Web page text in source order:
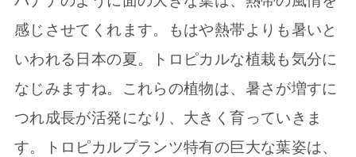
感じさせてくれます。もはや熱帯よりも暑いと
いわれる日本の夏。トロピカルな植栽も気分に
なじみますね。これらの植物は、暑さが増すに
つれ成長が活発になり、大きく育っていきま
す。トロピカルプランツ特有の巨大な葉姿は、